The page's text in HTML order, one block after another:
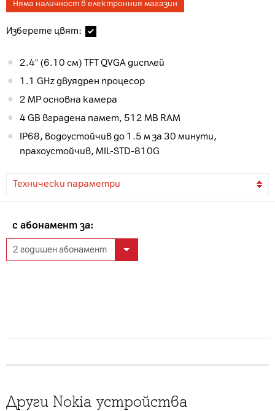
Няма наличност в електронния магазин
Изберете цвят:
2.4" (6.10 см) TFT QVGA дисплей
1.1 GHz двуядрен процесор
2 MP основна камера
4 GB вградена памет, 512 MB RAM
IP68, водоустойчив до 1.5 м за 30 минути,
прахоустойчив, MIL-STD-810G
Технически параметри
с абонамент за:
Други Nokia устройства